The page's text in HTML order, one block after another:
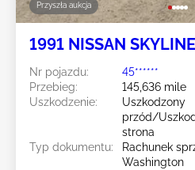
Przyszła aukcja
1991 NISSAN SKYLINE
Nr pojazdu:
45******
Przebieg:
145,636 mile
Uszkodzenie:
Uszkodzony
przód/
strona
Typ dokumentu:
Rachunek
Washington